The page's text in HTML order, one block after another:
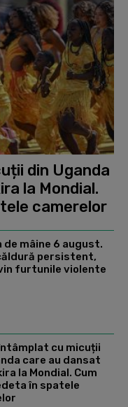
din Uganda
la Mondial.
camerelor
de mâine 6 august.
persistent,
furtunile violente
cu micuții
care au dansat
la Mondial. Cum
în spatele